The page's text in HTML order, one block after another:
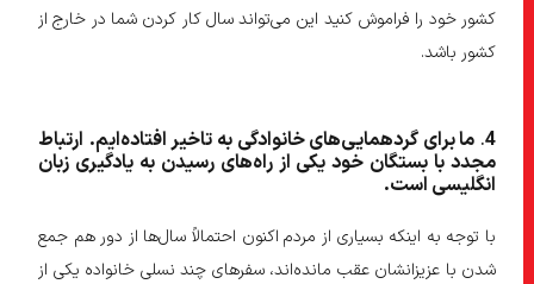
کشور خود را فراموش کنید این می‌تواند سال کار کردن شما در خارج از
کشور باشد.
.ما برای گردهمایی‌های خانوادگی به تاخیر افتادهایم.ارتباط
مجدد با بستگان خود یکی از راههای رسیدن به یادگیری زبان
انگلیسی است.
با توجه به اینکه بسیاری از مردم اکنون احتمالاً سال‌ها از دور هم جمع
شدن با عزیزانشان عقب مانده‌اند، سفرهای چند نسلی خانواده یکی از